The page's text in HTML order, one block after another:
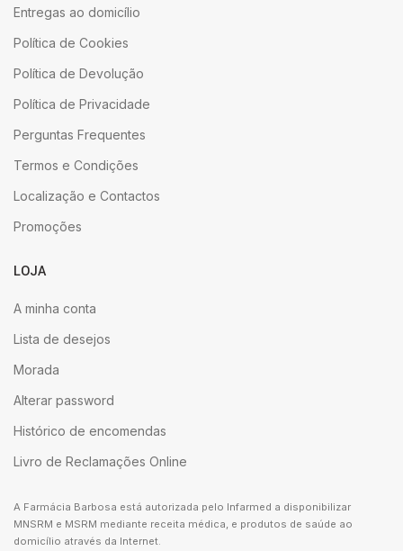
Entregas ao domicílio
Política de Cookies
Política de Devolução
Política de Privacidade
Perguntas Frequentes
Termos e Condições
Localização e Contactos
Promoções
LOJA
A minha conta
Lista de desejos
Morada
Alterar password
Histórico de encomendas
Livro de Reclamações Online
A Farmácia Barbosa está autorizada pelo Infarmed a disponibilizar
MNSRM e MSRM mediante receita médica, e produtos de saúde ao
domicílio através da Internet.